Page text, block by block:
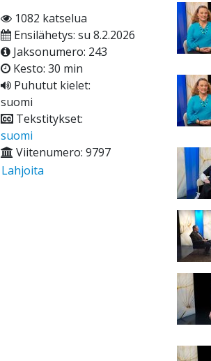
1082 katselua
Ensilähetys: su 8.2.2026
Jaksonumero: 243
Kesto: 30 min
Puhutut kielet:
suomi
Tekstitykset:
suomi
Viitenumero: 9797
Lahjoita